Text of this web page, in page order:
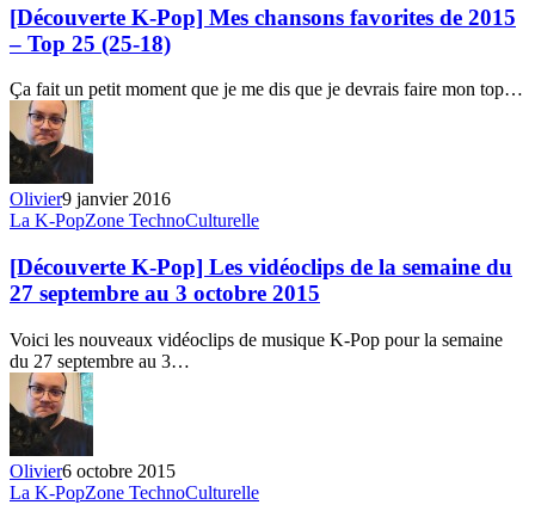
Pop]
Mes
chansons
de
2015
–
Top
25
(25-
18)
[Découverte K-Pop] Mes chansons favorites de 2015
– Top 25 (25-18)
Ça fait un petit moment que je me dis que je devrais faire mon top…
Olivier9 janvier 2016
[Découverte
Pop]
Les
vidéoclips
la
semaine
du
27
septembre
au
3
octobre
La K-PopZone TechnoCulturelle
[Découverte K-Pop] Les vidéoclips de la semaine du
27 septembre au 3 octobre 2015
Voici les nouveaux vidéoclips de musique K-Pop pour la semaine
du 27 septembre au 3…
Olivier6 octobre 2015
[Découverte
La K-PopZone TechnoCulturelle